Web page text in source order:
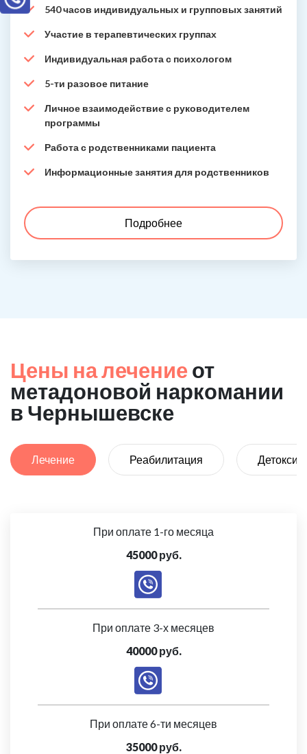
540 часов индивидуальных и групповых занятий
Участие в терапевтических группах
Индивидуальная работа с психологом
5-ти разовое питание
Личное взаимодействие с руководителем
программы
Работа с родственниками пациента
Информационные занятия для родственников
Подробнее
Цены на лечение от
метадоновой наркомании
в Чернышевске
Лечение Реабилитация
При оплате 1-го месяца
45000 руб.
При оплате 3-х месяцев
40000 руб.
При оплате 6-ти месяцев
35000 руб.